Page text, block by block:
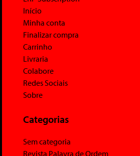
Início
Minha conta
Finalizar compra
Carrinho
Livraria
Colabore
Redes Sociais
Sobre
Categorias
Sem categoria
Revista Palavra de Ordem